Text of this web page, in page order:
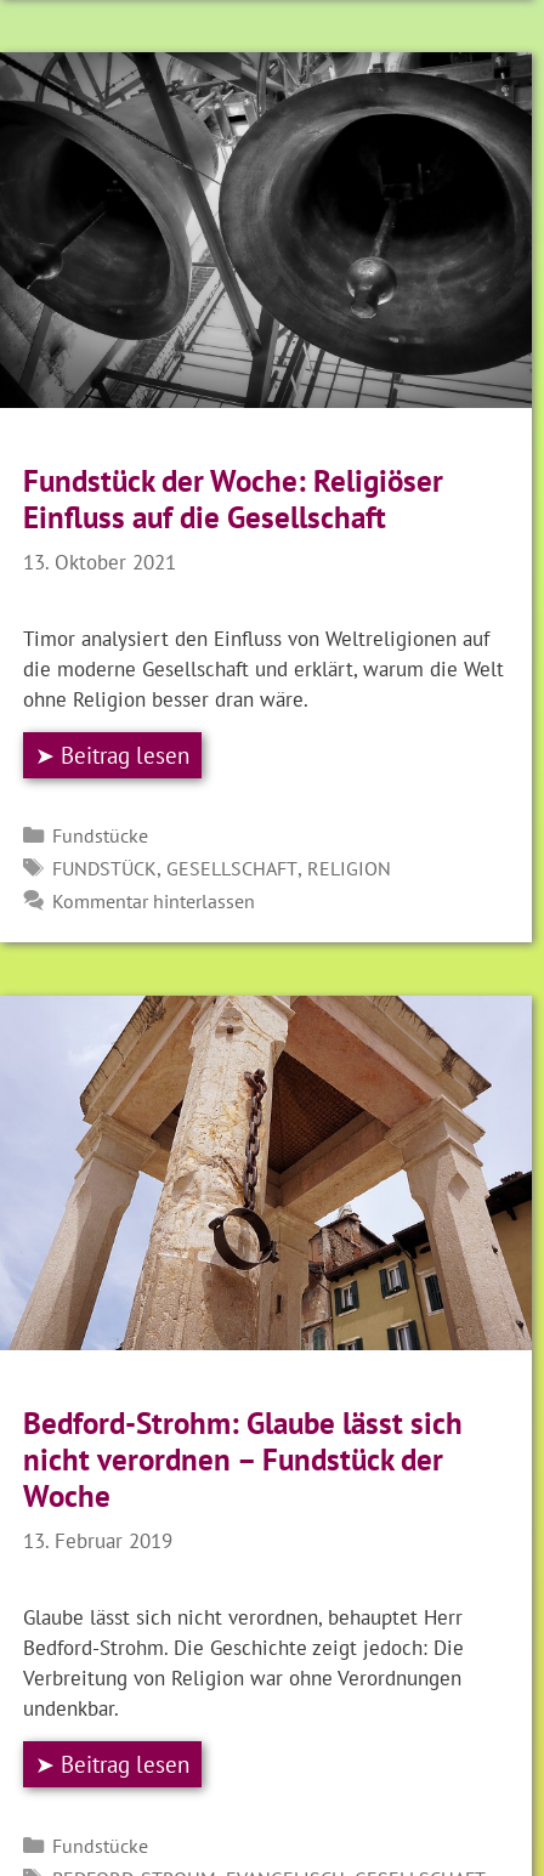
Fundstück der Woche: Religiöser
Einfluss auf die Gesellschaft
13. Oktober 2021
Timor analysiert den Einfluss von Weltreligionen auf
die moderne Gesellschaft und erklärt, warum die Welt
ohne Religion besser dran wäre.
➤ Beitrag lesen
Kategorien
Fundstücke
SCHLAGWÖRTER
FUNDSTÜCK, GESELLSCHAFT, RELIGION
Kommentar hinterlassen
Bedford-Strohm: Glaube lässt sich
nicht verordnen – Fundstück der
Woche
13. Februar 2019
Glaube lässt sich nicht verordnen, behauptet Herr
Bedford-Strohm. Die Geschichte zeigt jedoch: Die
Verbreitung von Religion war ohne Verordnungen
undenkbar.
➤ Beitrag lesen
Kategorien
Fundstücke